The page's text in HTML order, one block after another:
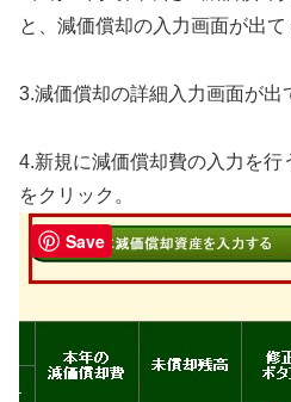
と、減価償却の入力画面が出て
3.減価償却の詳細入力画面が出
4.新規に減価償却費の入力を行
をクリック。
Save